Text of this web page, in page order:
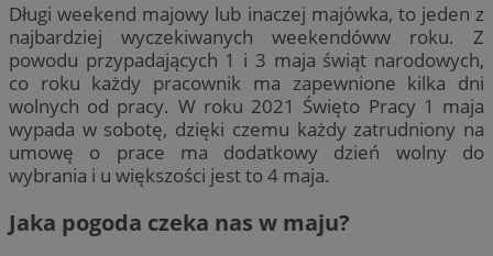
Długi weekend majowy lub inaczej majówka, to jeden z
najbardziej wyczekiwanych weekendóww roku. Z
powodu przypadających 1 i 3 maja świąt narodowych,
co roku każdy pracownik ma zapewnione kilka dni
wolnych od pracy. W roku 2021 Święto Pracy 1 maja
wypada w sobotę, dzięki czemu każdy zatrudniony na
umowę o prace ma dodatkowy dzień wolny do
wybrania i u większości jest to 4 maja.
Jaka pogoda czeka nas w maju?